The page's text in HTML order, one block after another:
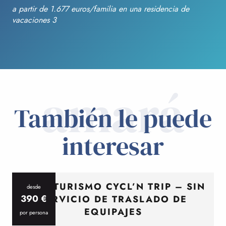
a partir de 1.677 euros/familia en una residencia de
vacaciones 3
amará
También le puede
interesar
desde
390€
por persona
CICLOTURISMO CYCL’N TRIP – SIN
SERVICIO DE TRASLADO DE
EQUIPAJES